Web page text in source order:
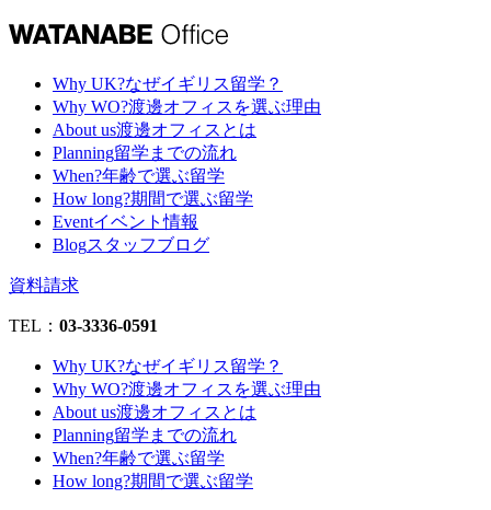
Why UK?なぜイギリス留学？
Why WO?渡邊オフィスを選ぶ理由
About us渡邊オフィスとは
Planning留学までの流れ
When?年齢で選ぶ留学
How long?期間で選ぶ留学
Eventイベント情報
Blogスタッフブログ
資料請求
TEL： 03-3336-0591
Why UK?なぜイギリス留学？
Why WO?渡邊オフィスを選ぶ理由
About us渡邊オフィスとは
Planning留学までの流れ
When?年齢で選ぶ留学
How long?期間で選ぶ留学